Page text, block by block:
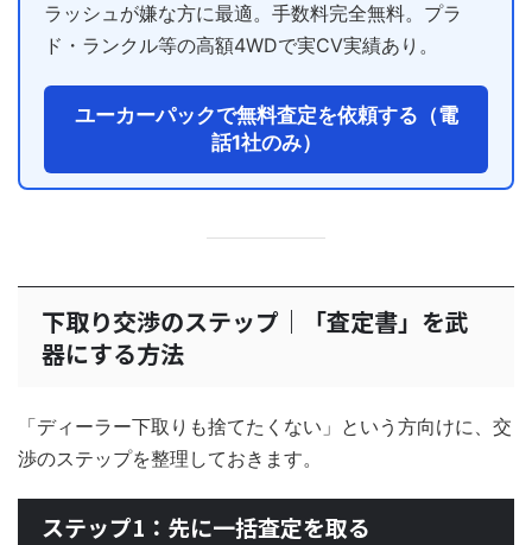
ラッシュが嫌な方に最適。手数料完全無料。プラ
ド・ランクル等の高額4WDで実CV実績あり。
ユーカーパックで無料査定を依頼する（電
話1社のみ）
下取り交渉のステップ｜「査定書」を武
器にする方法
「ディーラー下取りも捨てたくない」という方向けに、交
渉のステップを整理しておきます。
ステップ1：先に一括査定を取る